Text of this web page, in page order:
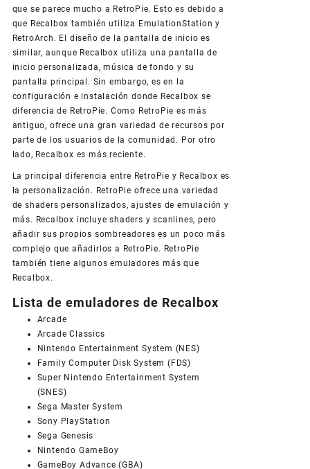
que se parece mucho a RetroPie. Esto es debido a
que Recalbox también utiliza EmulationStation y
RetroArch. El diseño de la pantalla de inicio es
similar, aunque Recalbox utiliza una pantalla de
inicio personalizada, música de fondo y su
pantalla principal. Sin embargo, es en la
configuración e instalación donde Recalbox se
diferencia de RetroPie. Como RetroPie es más
antiguo, ofrece una gran variedad de recursos por
parte de los usuarios de la comunidad. Por otro
lado, Recalbox es más reciente.
La principal diferencia entre RetroPie y Recalbox es
la personalización. RetroPie ofrece una variedad
de shaders personalizados, ajustes de emulación y
más. Recalbox incluye shaders y scanlines, pero
añadir sus propios sombreadores es un poco más
complejo que añadirlos a RetroPie. RetroPie
también tiene algunos emuladores más que
Recalbox.
Lista de emuladores de Recalbox
Arcade
Arcade Classics
Nintendo Entertainment System (NES)
Family Computer Disk System (FDS)
Super Nintendo Entertainment System
(SNES)
Sega Master System
Sony PlayStation
Sega Genesis
Nintendo GameBoy
GameBoy Advance (GBA)